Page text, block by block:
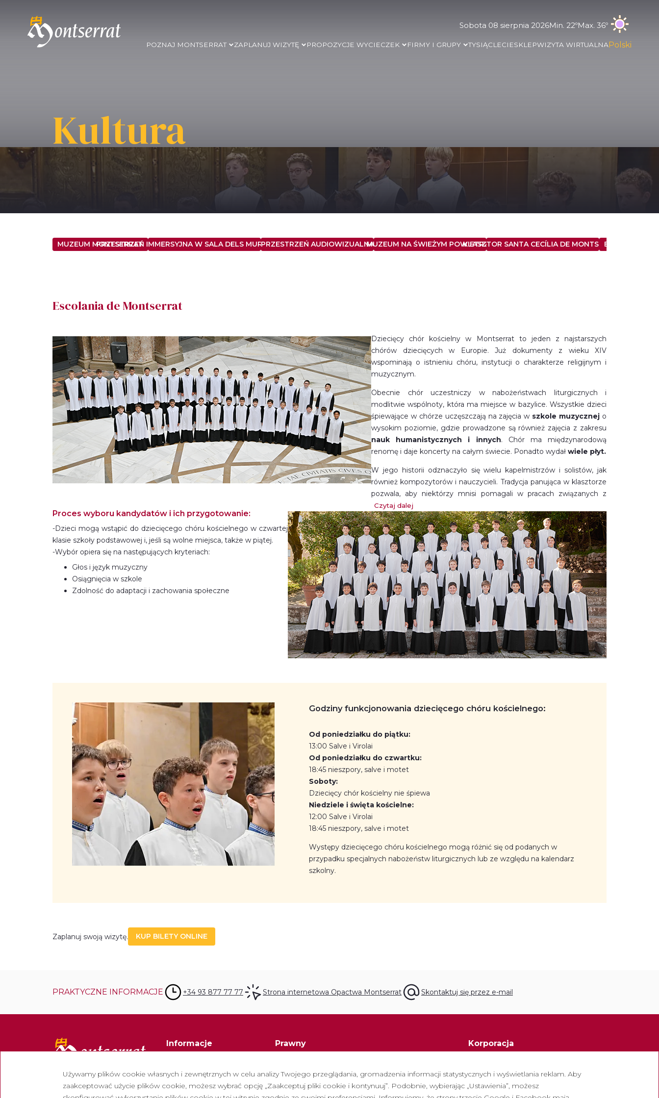
Sobota 08 sierpnia 2026Min. 22ºMax. 36º
POZNAJ MONTSERRAT ZAPLANUJ WIZYTĘ PROPOZYCJE WYCIECZEK FIRMY I GRUPY TYSIĄCLECIESKLEPWIZYTA WIRTUALNAPolski
Kultura
MUZEUM MONTSERRAT
PRZESTRZEŃ IMMERSYJNA W SALA DELS MURS Z WIEKU XIVPRZESTRZEŃ AUDIOWIZUALNAMUZEUM NA ŚWIEŻYM POWIETRZUKLASZTOR SANTA CECÍLIA DE MONTSERRATBIBLIOTEKA
Escolania de Montserrat
Dziecięcy chór kościelny w Montserrat to jeden z najstarszych
chórów dziecięcych w Europie. Już dokumenty z wieku XIV
wspominają o istnieniu chóru, instytucji o charakterze religijnym i
muzycznym.
Obecnie chór uczestniczy w nabożeństwach liturgicznych i
modlitwie wspólnoty, która ma miejsce w bazylice. Wszystkie dzieci
śpiewające w chórze uczęszczają na zajęcia w szkole muzycznej o
wysokim poziomie, gdzie prowadzone są również zajęcia z zakresu
nauk humanistycznych i innych. Chór ma międzynarodową
renomę i daje koncerty na całym świecie. Ponadto wydał wiele płyt.
W jego historii odznaczyło się wielu kapelmistrzów i solistów, jak
również kompozytorów i nauczycieli. Tradycja panująca w klasztorze
pozwala, aby niektórzy mnisi pomagali w pracach związanych z
tworzeniem i komponowaniem utworów oraz ich produkcją.
Czytaj dalej
Proces wyboru kandydatów i ich przygotowanie:
-Dzieci mogą wstąpić do dziecięcego chóru kościelnego w czwartej
klasie szkoły podstawowej i, jeśli są wolne miejsca, także w piątej.
-Wybór opiera się na następujących kryteriach:
Głos i język muzyczny
Osiągnięcia w szkole
Zdolność do adaptacji i zachowania społeczne
Godziny funkcjonowania dziecięcego chóru kościelnego:
Od poniedziałku do piątku:
13:00 Salve i Virolai
Od poniedziałku do czwartku:
18:45 nieszpory, salve i motet
Soboty:
Dziecięcy chór kościelny nie śpiewa
Niedziele i święta kościelne:
12:00 Salve i Virolai
18:45 nieszpory, salve i motet
Występy dziecięcego chóru kościelnego mogą różnić się od podanych w
przypadku specjalnych nabożeństw liturgicznych lub ze względu na kalendarz
szkolny.
Zaplanuj swoją wizytę. KUP BILETY ONLINE
PRAKTYCZNE INFORMACJE +34 93 877 77 77 Strona internetowa Opactwa Montserrat Skontaktuj się przez e-mail
Informacje
Biuletyn
Pracuj z nami
Prawny
Polityka cookies
Polityka dotycząca mediów społecznościowych
Korporacja
Escolania de Montserrat
Muzeum Montserrat
Używamy plików cookie własnych i zewnętrznych w celu analizy Twojego przeglądania, gromadzenia informacji statystycznych i wyświetlania reklam. Aby
zaakceptować użycie plików cookie, możesz wybrać opcję „Zaakceptuj pliki cookie i kontynuuj”. Podobnie, wybierając „Ustawienia”, możesz